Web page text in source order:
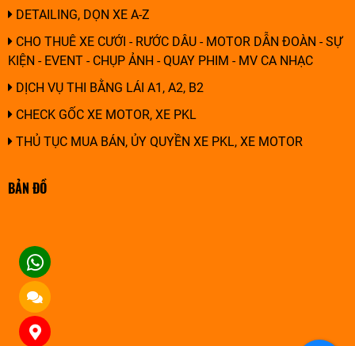
DETAILING, DỌN XE A-Z
CHO THUÊ XE CƯỚI - RƯỚC DÂU - MOTOR DẪN ĐOÀN - SỰ
KIỆN - EVENT - CHỤP ẢNH - QUAY PHIM - MV CA NHẠC
DỊCH VỤ THI BẰNG LÁI A1, A2, B2
CHECK GỐC XE MOTOR, XE PKL
THỦ TỤC MUA BÁN, ỦY QUYỀN XE PKL, XE MOTOR
BẢN ĐỒ